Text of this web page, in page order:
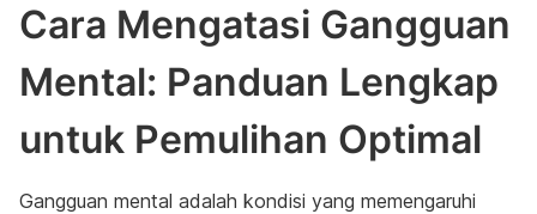
Cara Mengatasi Gangguan
Mental: Panduan Lengkap
untuk Pemulihan Optimal
Gangguan mental adalah kondisi yang memengaruhi